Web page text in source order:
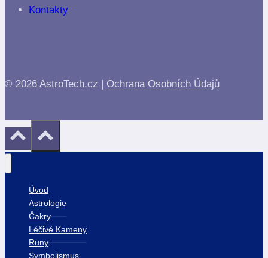
Kontakty
© 2026 AstroTech.cz | Ochrana Osobních Údajů
Úvod
Astrologie
Čakry
Léčivé Kameny
Runy
Symbolismus